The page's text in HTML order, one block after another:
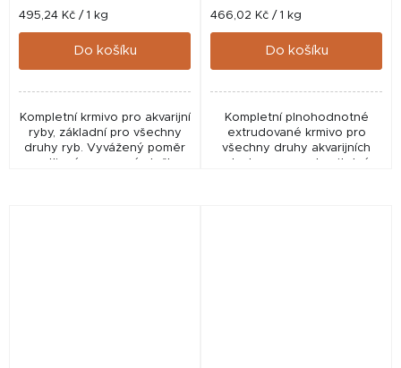
Měrná
cena:
495,24 Kč / 1 kg
Do košíku
Kompletní krmivo pro akvarijní
ryby, základní pro všechny
druhy ryb. Vyvážený poměr
rostlinné a masové složky
Měrná
cena:
466,02 Kč / 1 kg
Do košíku
Kompletní plnohodnotné
extrudované krmivo pro
všechny druhy akvarijních
ryb. Je vysoce stravitelné,